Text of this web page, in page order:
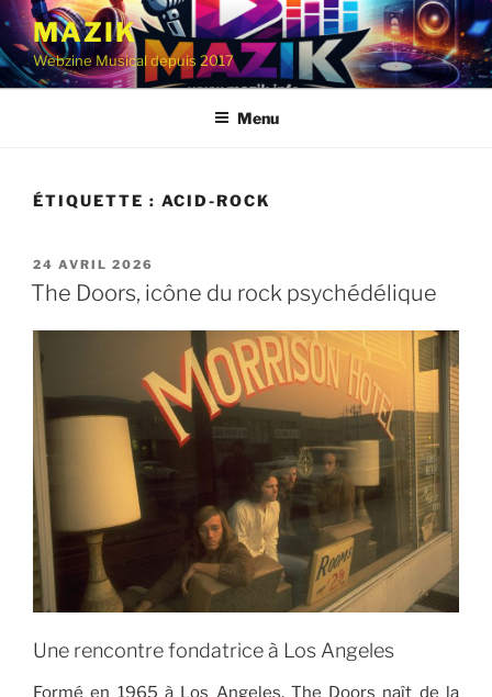
Aller
contenu
principal
MAZIK
Webzine Musical depuis 2017
Menu
ÉTIQUETTE : ACID-ROCK
PUBLIÉ
LE
24 AVRIL 2026
The Doors, icône du rock psychédélique
Une rencontre fondatrice à Los Angeles
Formé en 1965 à Los Angeles, The Doors naît de la